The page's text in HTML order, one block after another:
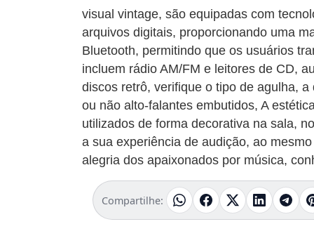
visual vintage, são equipadas com
arquivos digitais, proporcionando uma
Bluetooth, permitindo que os usuários
incluem rádio AM/FM e leitores de CD,
discos retrô, verifique o tipo de agulha,
ou não alto-falantes embutidos, A
utilizados de forma decorativa na sala,
a sua experiência de audição, ao
alegria dos apaixonados por música,
Compartilhe: